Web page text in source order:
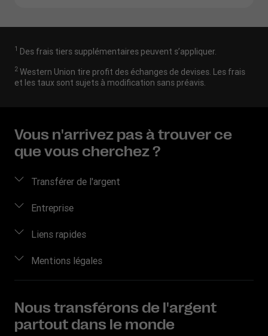
1 Des frais tiers supplémentaires peuvent s’appliquer.
2 Western Union tire profit des échanges de devises. Les frais
et les taux sont sujets à modification sans préavis.
Vous n'arrivez pas à trouver ce
que vous cherchez ?
Transférer de l'argent
Envoyer de l’argent
Suivre un transfert
Télécharger l’application
Convertisseur de devises
Entreprise
À propos de nous
Carrières
Relations avec les investisseurs
Liens rapides
Se connecter / S’inscrire
Demande de Droits Individuels
Mentions légales
Déclaration de Confidentialité
Conditions d’Utilisation
Nous transférons de l'argent
partout dans le monde